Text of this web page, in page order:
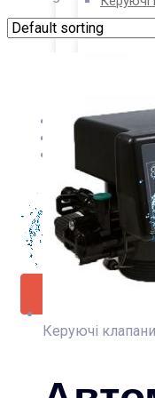
Витратні
Про Компанію
Контакти
Керуючі